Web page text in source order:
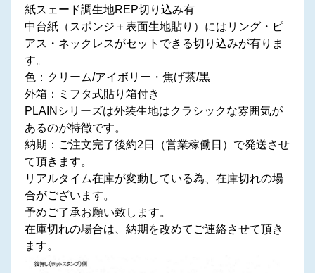
紙スェード調生地REP切り込み有
中台紙（スポンジ＋表面生地貼り）にはリング・ピ
アス・ネックレスがセットできる切り込みが有りま
す。
色：クリーム/アイボリー・焦げ茶/黒
外箱：ミフタ式貼り箱付き
PLAINシリーズは外装生地はクラシックな雰囲気が
あるのが特徴です。
納期：ご注文完了後約2日（営業稼働日）で発送させ
て頂きます。
リアルタイム在庫が変動している為、在庫切れの場
合がございます。
予めご了承お願い致します。
在庫切れの場合は、納期を改めてご連絡させて頂き
ます。